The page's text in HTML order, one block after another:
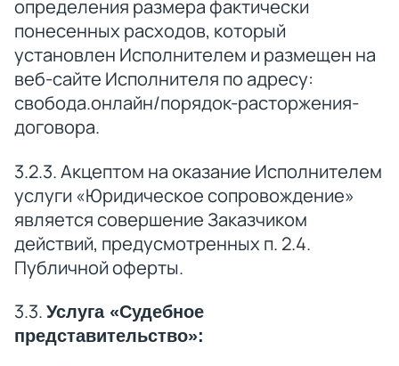
определения размера фактически
понесенных расходов, который
установлен Исполнителем и размещен на
веб-сайте Исполнителя по адресу:
свобода.онлайн/порядок-расторжения-
договора.
3.2.3. Акцептом на оказание Исполнителем
услуги «Юридическое сопровождение»
является совершение Заказчиком
действий, предусмотренных п. 2.4.
Публичной оферты.
3.3. Услуга «Судебное
представительство»: